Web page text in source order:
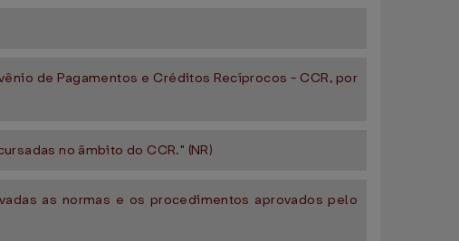
de Pagamentos e Créditos Recíprocos - CCR, por
no âmbito do CCR." (NR)
as normas e os procedimentos aprovados pelo